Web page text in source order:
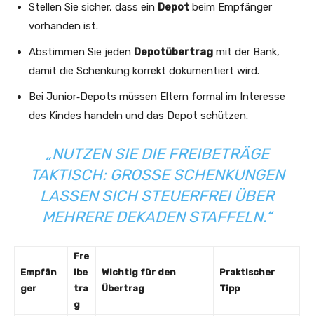
Stellen Sie sicher, dass ein Depot beim Empfänger
vorhanden ist.
Abstimmen Sie jeden Depotübertrag mit der Bank,
damit die Schenkung korrekt dokumentiert wird.
Bei Junior‑Depots müssen Eltern formal im Interesse
des Kindes handeln und das Depot schützen.
„NUTZEN SIE DIE FREIBETRÄGE
TAKTISCH: GROSSE SCHENKUNGEN L
ASSEN SICH STEUERFREI ÜBER M
EHRERE DEKADEN STAFFELN.“
Empfän
ger
Fre
ibe
tra
g
Wichtig für den
Übertrag
Praktischer
Tipp